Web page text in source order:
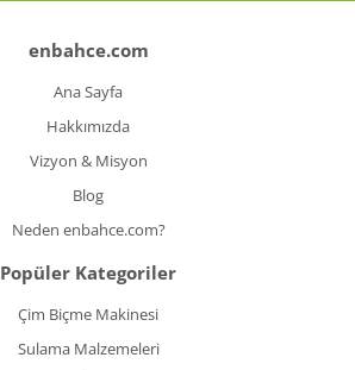
enbahce.com
Ana Sayfa
Hakkımızda
Vizyon & Misyon
Blog
Neden enbahce.com?
Popüler Kategoriler
Çim Biçme Makinesi
Sulama Malzemeleri